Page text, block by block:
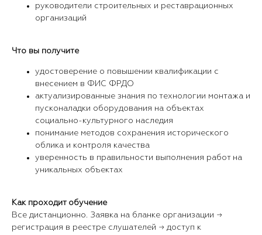
руководители строительных и реставрационных
организаций
Что вы получите
удостоверение о повышении квалификации с
внесением в ФИС ФРДО
актуализированные знания по технологии монтажа и
пусконаладки оборудования на объектах
социально-культурного наследия
понимание методов сохранения исторического
облика и контроля качества
уверенность в правильности выполнения работ на
уникальных объектах
Как проходит обучение
Все дистанционно. Заявка на бланке организации →
регистрация в реестре слушателей → доступ к